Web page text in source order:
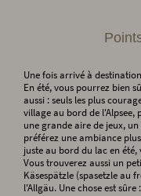
Une fois arrivé à
En été, vous pourrez bien
aussi : seuls les plus
village au bord de l'Alpsee,
une grande aire de jeux,
préférez une ambiance
juste au bord du lac en été,
Vous trouverez aussi un
Käsespätzle (spasetzle au
l'Allgäu. Une chose est